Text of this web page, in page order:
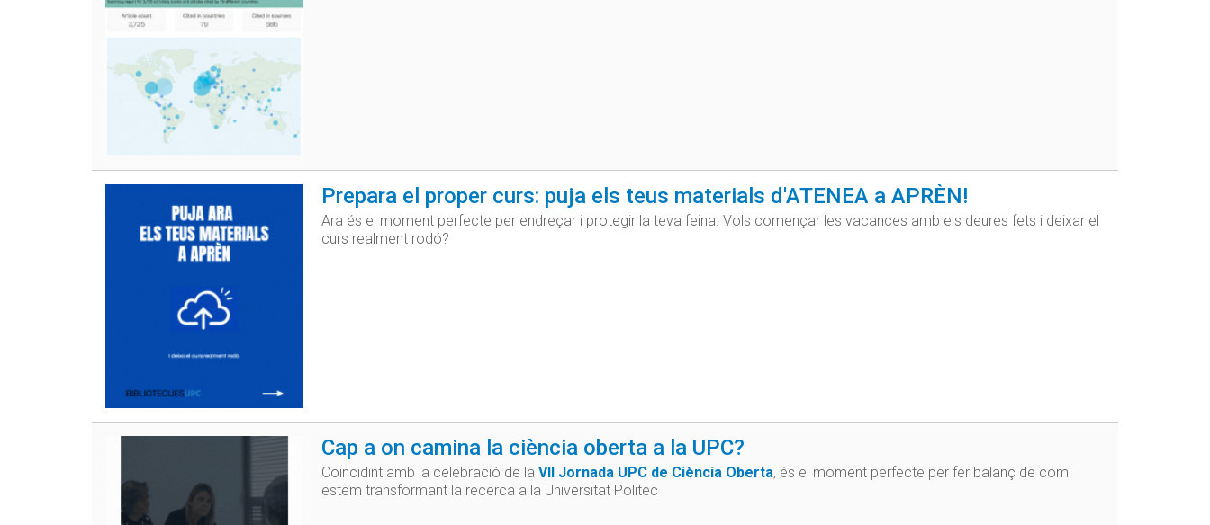
Prepara el proper curs: puja els teus materials d'ATENEA a APRÈN!
Ara és el moment perfecte per endreçar i protegir la teva feina. Vols començar les vacances amb els deures fets i deixar el
curs realment rodó?
Cap a on camina la ciència oberta a la UPC?
Coincidint amb la celebració de la VII Jornada UPC de Ciència Oberta, és el moment perfecte per fer balanç de com
estem transformant la recerca a la Universitat Politèc